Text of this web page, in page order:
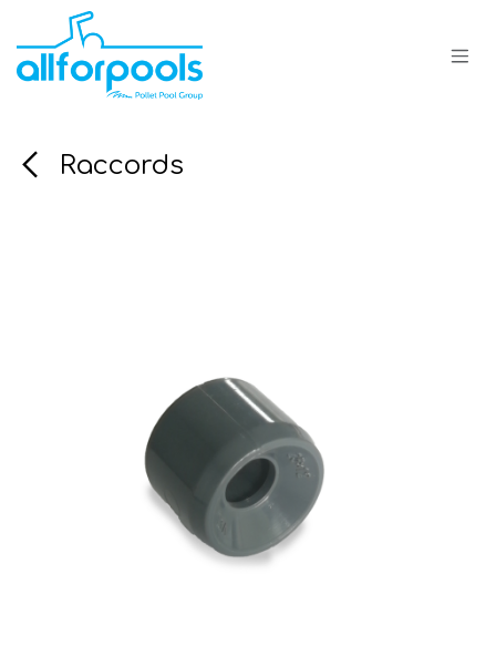
Se rendre au contenu
Raccords